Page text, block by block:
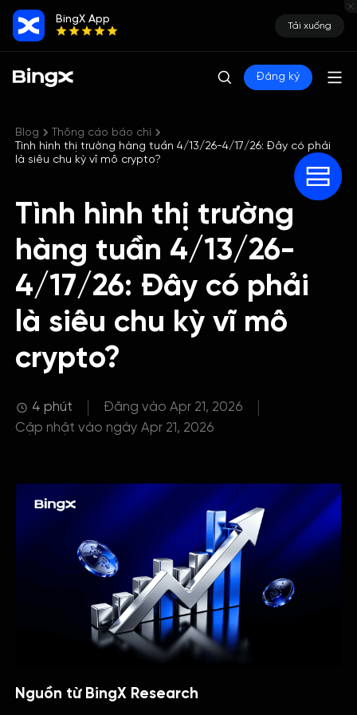
BingX App
Tải xuống
Đăng ký
Blog
Thông cáo báo chí
Tình hình thị trường hàng tuần 4/13/26-4/17/26: Đây có phải
là siêu chu kỳ vĩ mô crypto?
Tình hình thị trường
hàng tuần 4/13/26-
4/17/26: Đây có phải
là siêu chu kỳ vĩ mô
crypto?
4 phút
Đăng vào Apr 21, 2026
Cập nhật vào ngày Apr 21, 2026
Nguồn từ BingX Research